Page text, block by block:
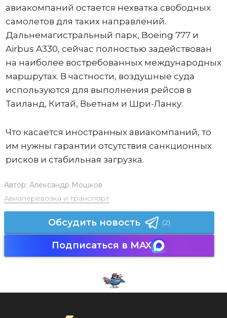
авиакомпаний остается нехватка свободных
самолетов для таких направлений.
Дальнемагистральный парк, Boeing 777 и
Airbus A330, сейчас полностью задействован
на наиболее востребованных международных
маршрутах. В частности, воздушные суда
используются для выполнения рейсов в
Таиланд, Китай, Вьетнам и Шри-Ланку.
Что касается иностранных авиакомпаний, то
им нужны гарантии отсутствия санкционных
рисков и стабильная загрузка.
Автор: Александр Мошков
Авиаперевозка и транспорт
Обсудить новость (2)
Подписаться в MAX